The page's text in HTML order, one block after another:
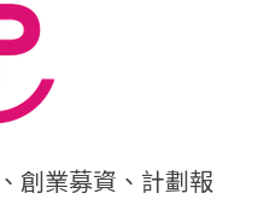
創業募資、計劃報